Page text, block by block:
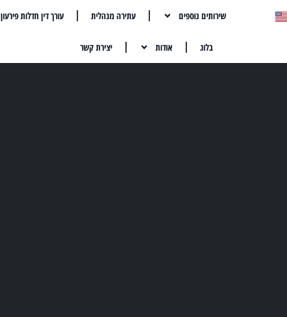
שירותים נוספים עתירה מנהלית עורך דין חדלות פירעון
בלוג אודות יצירת קשר